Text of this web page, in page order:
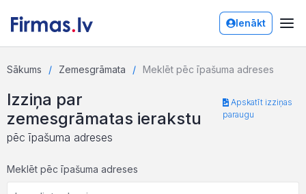
Ienākt
Sākums Zemesgrāmata Meklēt pēc īpašuma adreses
Izziņa par
zemesgrāmatas ierakstu
pēc īpašuma adreses
Apskatīt izziņas
paraugu
Meklēt pēc īpašuma adreses